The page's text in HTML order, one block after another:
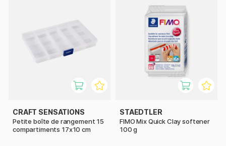
CRAFT SENSATIONS
Petite boîte de rangement 15
compartiments 17x10 cm
STAEDTLER
FIMO Mix Quick Clay softener
100 g